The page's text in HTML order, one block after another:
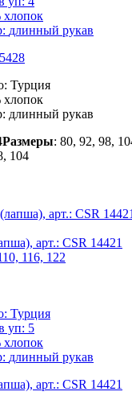
хлопок
длинный рукав
Турция
хлопок
длинный рукав
Размеры: 80, 92, 98,
104
арт.: CSR 14421
116, 122
Турция
уп: 5
хлопок
длинный рукав
арт.: CSR 14421